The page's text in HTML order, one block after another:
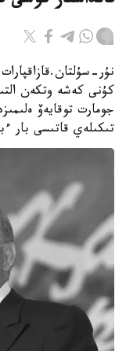
نۇر-
كۇنى كەشە وتكەن
جومارت توقايەۆ
تىكىلەي قاتىسى بار